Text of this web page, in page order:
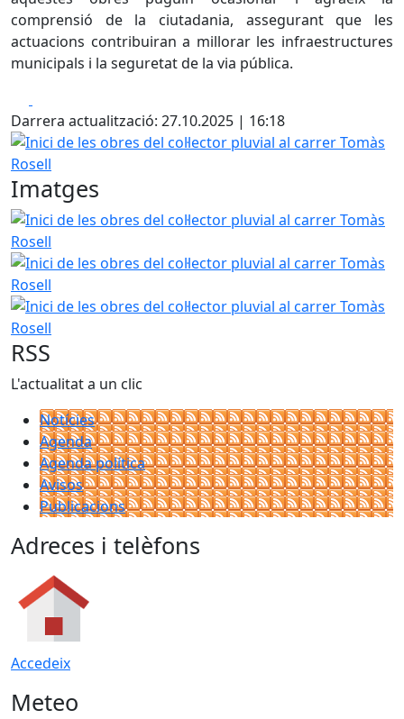
comprensió de la ciutadania, assegurant que les
actuacions contribuiran a millorar les infraestructures
municipals i la seguretat de la via pública.
Darrera actualització: 27.10.2025 | 16:18
Inici de les obres del col·lector pluvial al carrer Tomàs
Imatges
Inici de les obres del col·lector pluvial al carrer Tomàs
Inici de les obres del col·lector pluvial al carrer Tomàs
Inici de les obres del col·lector pluvial al carrer Tomàs
RSS
L'actualitat a un clic
Notícies
Agenda
Agenda política
Avisos
Publicacions
Adreces i telèfons
Accedeix
Meteo